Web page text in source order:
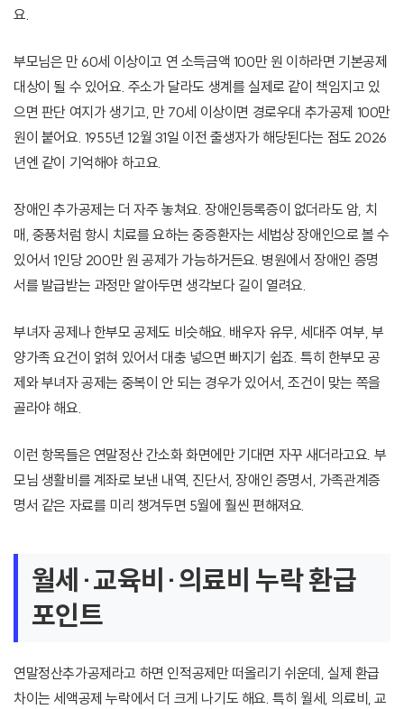
요.
부모님은 만 60세 이상이고 연 소득금액 100만 원 이하라면 기본공제
대상이 될 수 있어요. 주소가 달라도 생계를 실제로 같이 책임지고 있
으면 판단 여지가 생기고, 만 70세 이상이면 경로우대 추가공제 100만
원이 붙어요. 1955년 12월 31일 이전 출생자가 해당된다는 점도 2026
년엔 같이 기억해야 하고요.
장애인 추가공제는 더 자주 놓쳐요. 장애인등록증이 없더라도 암, 치
매, 중풍처럼 항시 치료를 요하는 중증환자는 세법상 장애인으로 볼 수
있어서 1인당 200만 원 공제가 가능하거든요. 병원에서 장애인 증명
서를 발급받는 과정만 알아두면 생각보다 길이 열려요.
부녀자 공제나 한부모 공제도 비슷해요. 배우자 유무, 세대주 여부, 부
양가족 요건이 얽혀 있어서 대충 넣으면 빠지기 쉽죠. 특히 한부모 공
제와 부녀자 공제는 중복이 안 되는 경우가 있어서, 조건이 맞는 쪽을
골라야 해요.
이런 항목들은 연말정산 간소화 화면에만 기대면 자꾸 새더라고요. 부
모님 생활비를 계좌로 보낸 내역, 진단서, 장애인 증명서, 가족관계증
명서 같은 자료를 미리 챙겨두면 5월에 훨씬 편해져요.
월세·교육비·의료비 누락 환급
포인트
연말정산추가공제라고 하면 인적공제만 떠올리기 쉬운데, 실제 환급
차이는 세액공제 누락에서 더 크게 나기도 해요. 특히 월세, 의료비, 교